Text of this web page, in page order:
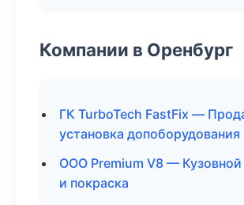
Компании в Оренбург
ГК TurboTech FastFix —
установка допоборудования
ООО Premium V8 — Кузовной
и покраска